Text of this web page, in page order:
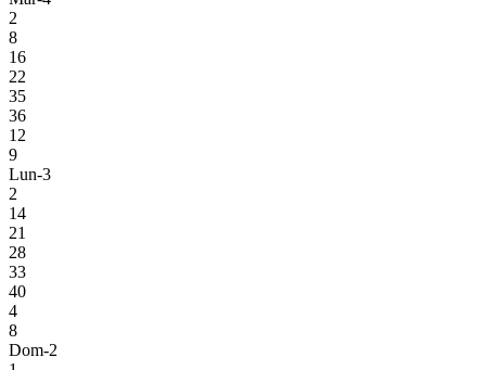
2
8
16
22
35
36
12
9
Lun-3
2
14
21
28
33
40
4
8
Dom-2